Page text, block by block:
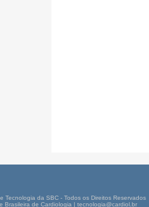
Tecnologia da SBC - Todos os Direitos Reservados
Brasileira de Cardiologia | tecnologia@cardiol.br